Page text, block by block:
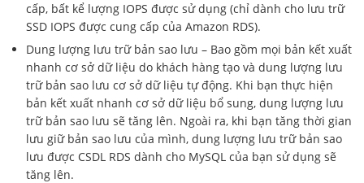
cấp, bất kể lượng IOPS được sử dụng (chỉ dành cho lưu trữ
SSD IOPS được cung cấp của Amazon RDS).
Dung lượng lưu trữ bản sao lưu – Bao gồm mọi bản kết xuất
nhanh cơ sở dữ liệu do khách hàng tạo và dung lượng lưu
trữ bản sao lưu cơ sở dữ liệu tự động. Khi bạn thực hiện
bản kết xuất nhanh cơ sở dữ liệu bổ sung, dung lượng lưu
trữ bản sao lưu sẽ tăng lên. Ngoài ra, khi bạn tăng thời gian
lưu giữ bản sao lưu của mình, dung lượng lưu trữ bản sao
lưu được CSDL RDS dành cho MySQL của bạn sử dụng sẽ
tăng lên.